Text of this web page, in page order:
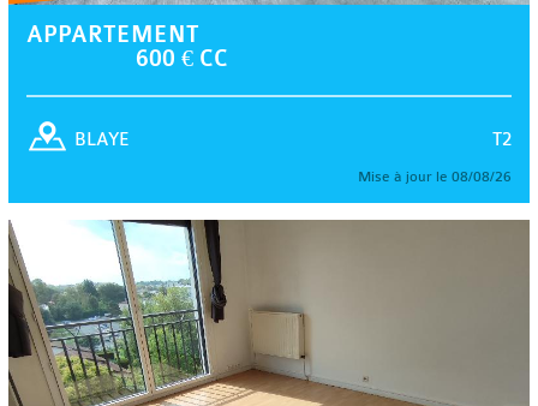
APPARTEMENT
600 € CC
T2
BLAYE
Mise à jour le 08/08/26